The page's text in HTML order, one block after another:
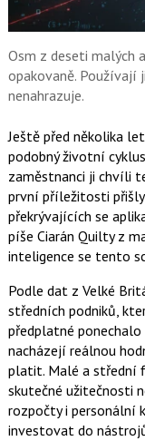
Osm z deseti malých
opakovaně. Používají
nenahrazuje.
Ještě před několika
podobný životní
zaměstnanci ji chvíli
první příležitosti
překrývajících se
píše Ciarán Quilty z
inteligence se tento
Podle dat z Velké
středních podniků,
předplatné ponechalo
nacházejí reálnou
platit. Malé a střední
skutečné užitečnosti
rozpočty i personální
investovat do